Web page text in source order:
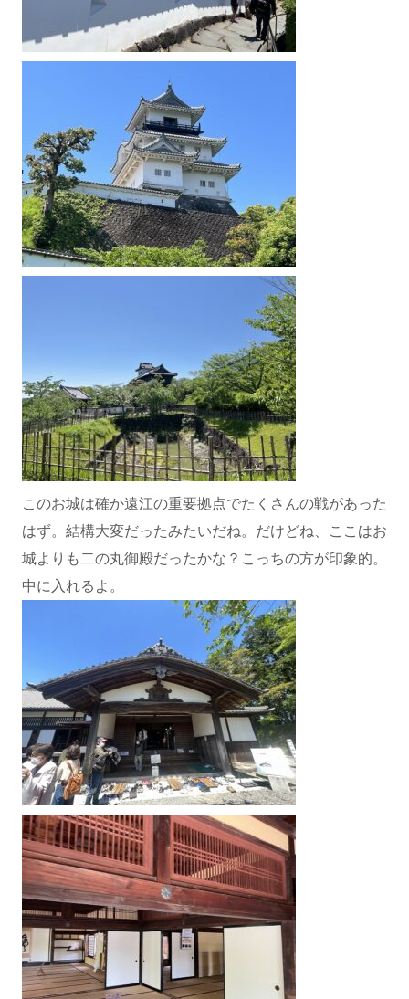
このお城は確か遠江の重要拠点でたくさんの戦があった
はず。結構大変だったみたいだね。だけどね、ここはお
城よりも二の丸御殿だったかな？こっちの方が印象的。
中に入れるよ。